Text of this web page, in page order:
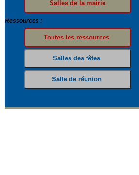
Ressources :